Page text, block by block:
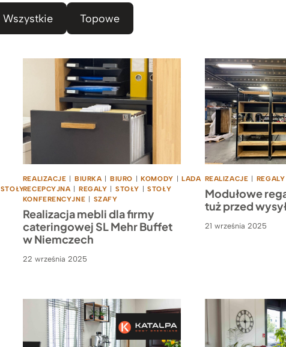
Wszystkie Topowe
STOŁY | STOŁY
REALIZACJE | BIURKA | BIURO | KOMODY | LADA
RECEPCYJNA | REGALY | STOŁY | STOŁY
KONFERENCYJNE | SZAFY
Realizacja mebli dla firmy
cateringowej SL Mehr Buffet
w Niemczech
22 września 2025
REALIZACJE | REGALY
Modułowe
tuż przed
21 września 2025